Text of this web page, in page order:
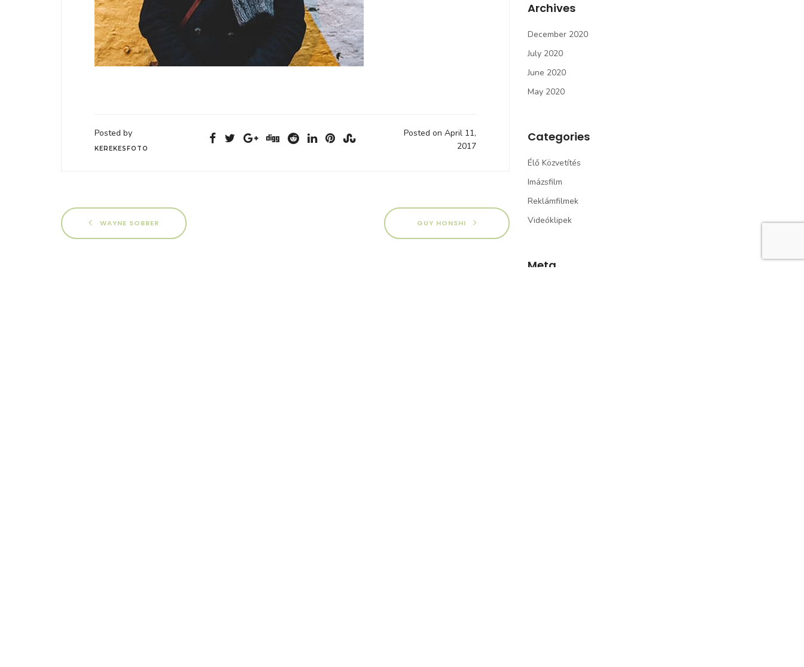
Posted by
KEREKESFOTO
Posted on April 11,
2017
WAYNE SOBBER GUY HONSHI
Archives
December 2020
July 2020
June 2020
May 2020
Categories
Élő Közvetítés
Imázsfilm
Reklámfilmek
Videóklipek
Meta